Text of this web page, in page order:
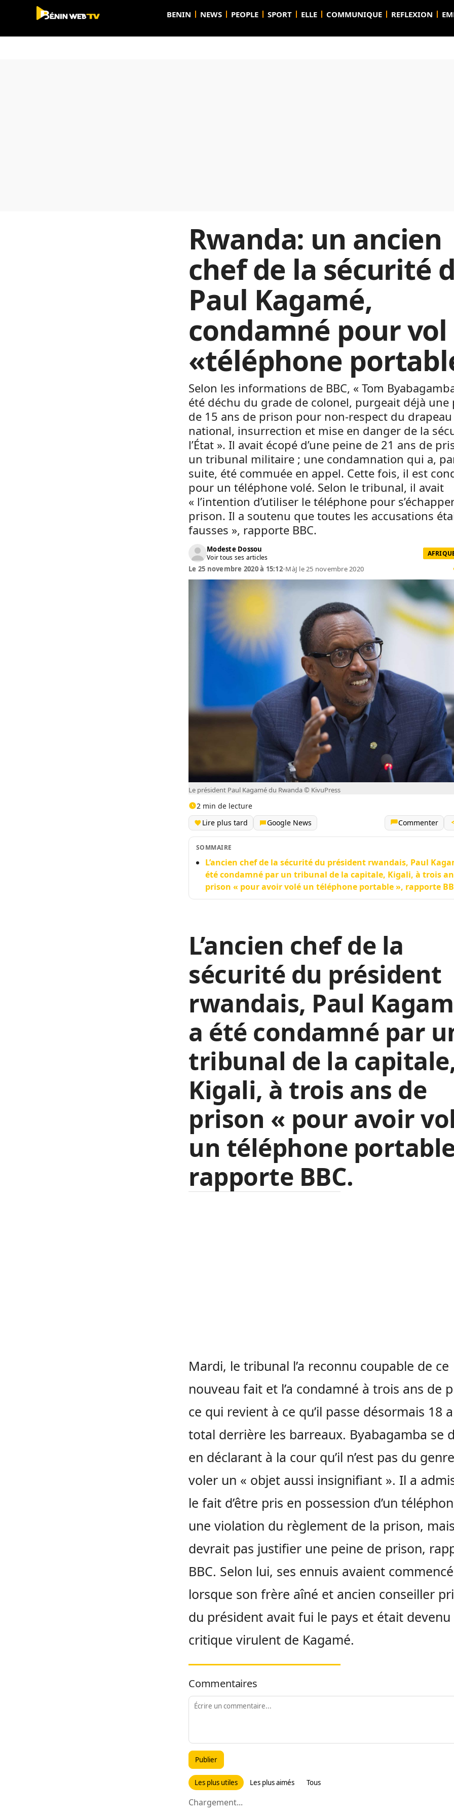
BENIN NEWS PEOPLE SPORT ELLE COMMUNIQUE REFLEXION
Rwanda: un ancien
chef de la sécurité
Paul Kagamé,
condamné pour vol
«téléphone
Selon les informations de BBC, « Tom
été déchu du grade de colonel, purgeait déjà une
de 15 ans de prison pour non-respect du drapeau
national, insurrection et mise en danger de la
l’État ». Il avait écopé d’une peine de 21 ans de
un tribunal militaire ; une condamnation qui a,
suite, été commuée en appel. Cette fois, il est
pour un téléphone volé. Selon le tribunal, il avait
« l’intention d’utiliser le téléphone pour
prison. Il a soutenu que toutes les accusations
fausses », rapporte BBC.
Modeste Dossou
Voir tous ses articles
Le 25 novembre 2020 à 15:12•MàJ le 25 novembre 2020
Le président Paul Kagamé du Rwanda © KivuPress
2 min de lecture
Lire plus tard
Google News Commenter
SOMMAIRE
L’ancien chef de la sécurité du président rwandais, Paul
été condamné par un tribunal de la capitale, Kigali, à trois
prison « pour avoir volé un téléphone portable », rapporte
L’ancien chef de la
sécurité du président
rwandais, Paul
a été condamné par
tribunal de la
Kigali, à trois ans de
prison « pour avoir
un téléphone
rapporte BBC.
Mardi, le tribunal l’a reconnu coupable de ce
nouveau fait et l’a condamné à trois ans de
ce qui revient à ce qu’il passe désormais 18
total derrière les barreaux. Byabagamba se
en déclarant à la cour qu’il n’est pas du
voler un « objet aussi insignifiant ». Il a
le fait d’être pris en possession d’un
une violation du règlement de la prison,
devrait pas justifier une peine de prison,
BBC. Selon lui, ses ennuis avaient commencé
lorsque son frère aîné et ancien conseiller
du président avait fui le pays et était devenu
critique virulent de Kagamé.
Commentaires
Publier
Les plus utiles Les plus aimés Tous
Chargement...